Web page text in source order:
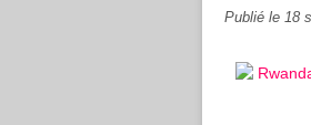
Publié le 18